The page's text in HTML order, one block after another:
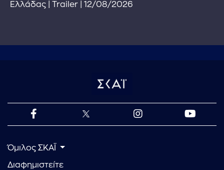
Ελλάδας | Trailer | 12/08/2026
Όμιλος ΣΚΑΪ
Διαφημιστείτε